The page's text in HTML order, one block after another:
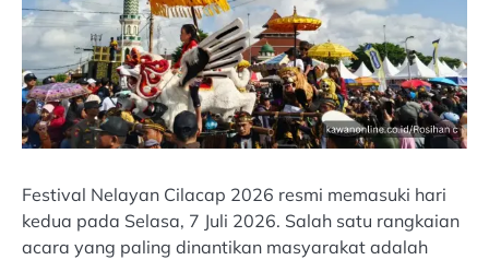
Festival Nelayan Cilacap 2026 resmi memasuki hari
kedua pada Selasa, 7 Juli 2026. Salah satu rangkaian
acara yang paling dinantikan masyarakat adalah